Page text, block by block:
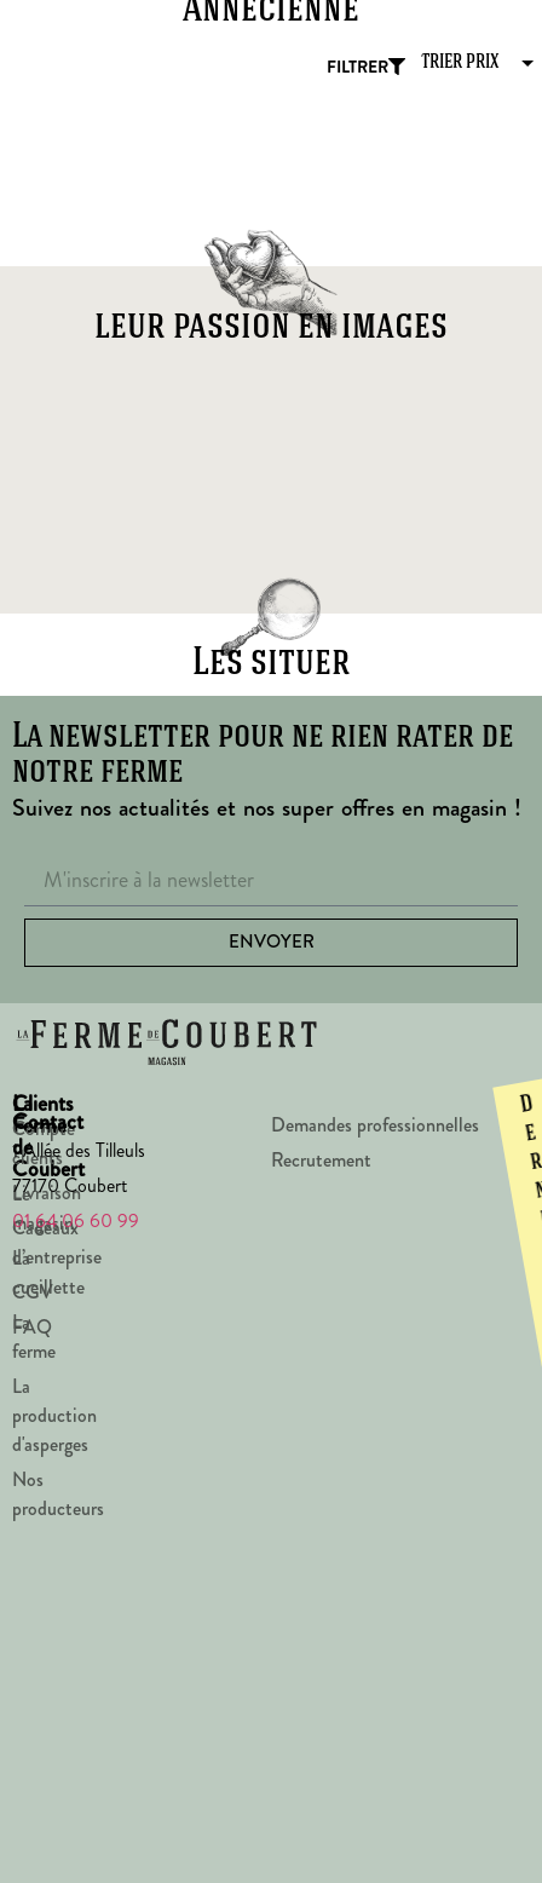
Annécienne
FILTRER
leur passion en images
Les situer
La newsletter pour ne rien rater de
notre ferme
Suivez nos actualités et nos super offres en magasin !
ENVOYER
La
Ferme
de
Coubert
Le
magasin
La
cueillette
La
ferme
La
production
d'asperges
Nos
producteurs
Clients
Compte
clients
Livraison
Cadeaux
d’entreprise
CGV
FAQ
Contact
1 Allée des Tilleuls
77170 Coubert
01 64 06 60 99
Demandes professionnelles
Recrutement
D
e